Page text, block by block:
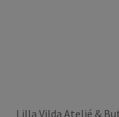
Lilla Vilda Ateljé &